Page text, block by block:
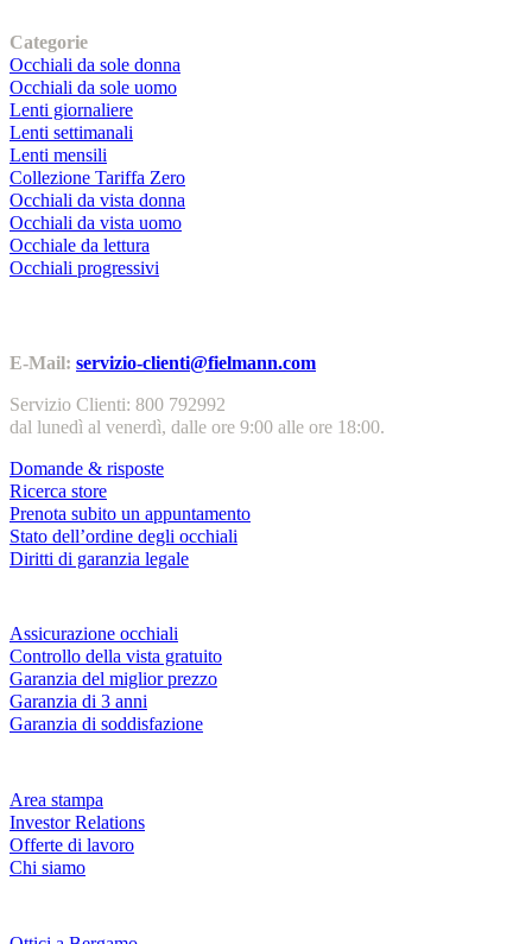
Categorie
Occhiali da sole donna
Occhiali da sole uomo
Lenti giornaliere
Lenti settimanali
Lenti mensili
Collezione Tariffa Zero
Occhiali da vista donna
Occhiali da vista uomo
Occhiale da lettura
Occhiali progressivi
E-Mail: servizio-clienti@fielmann.com
Servizio Clienti: 800 792992
dal lunedì al venerdì, dalle ore 9:00 alle ore 18:00.
Domande & risposte
Ricerca store
Prenota subito un appuntamento
Stato dell’ordine degli occhiali
Diritti di garanzia legale
Assicurazione occhiali
Controllo della vista gratuito
Garanzia del miglior prezzo
Garanzia di 3 anni
Garanzia di soddisfazione
Area stampa
Investor Relations
Offerte di lavoro
Chi siamo